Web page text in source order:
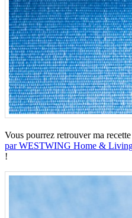
Vous pourrez retrouver ma
par WESTWING Home &
!